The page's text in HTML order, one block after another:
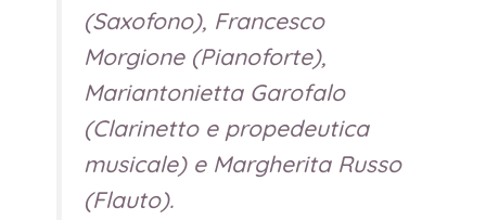
(Saxofono), Francesco
Morgione (Pianoforte),
Mariantonietta Garofalo
(Clarinetto e propedeutica
musicale) e Margherita Russo
(Flauto).